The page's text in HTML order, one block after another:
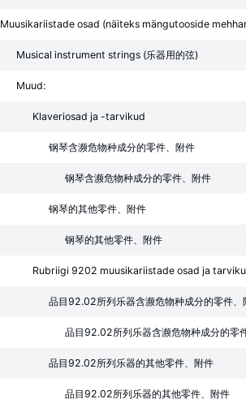
Muusikariistade osad (näiteks mängutooside
Musical instrument strings (乐器用的弦)
Muud:
Klaveriosad ja -tarvikud
钢琴含濒危物种成分的零件、附件
钢琴含濒危物种成分的零件、附件
钢琴的其他零件、附件
钢琴的其他零件、附件
Rubriigi 9202 muusikariistade osad ja
品目92.02所列乐器含濒危物种成分的零件、
品目92.02所列乐器含濒危物种成分的零
品目92.02所列乐器的其他零件、附件
品目92.02所列乐器的其他零件、附件